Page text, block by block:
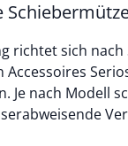
richtet sich
Je nach Modell